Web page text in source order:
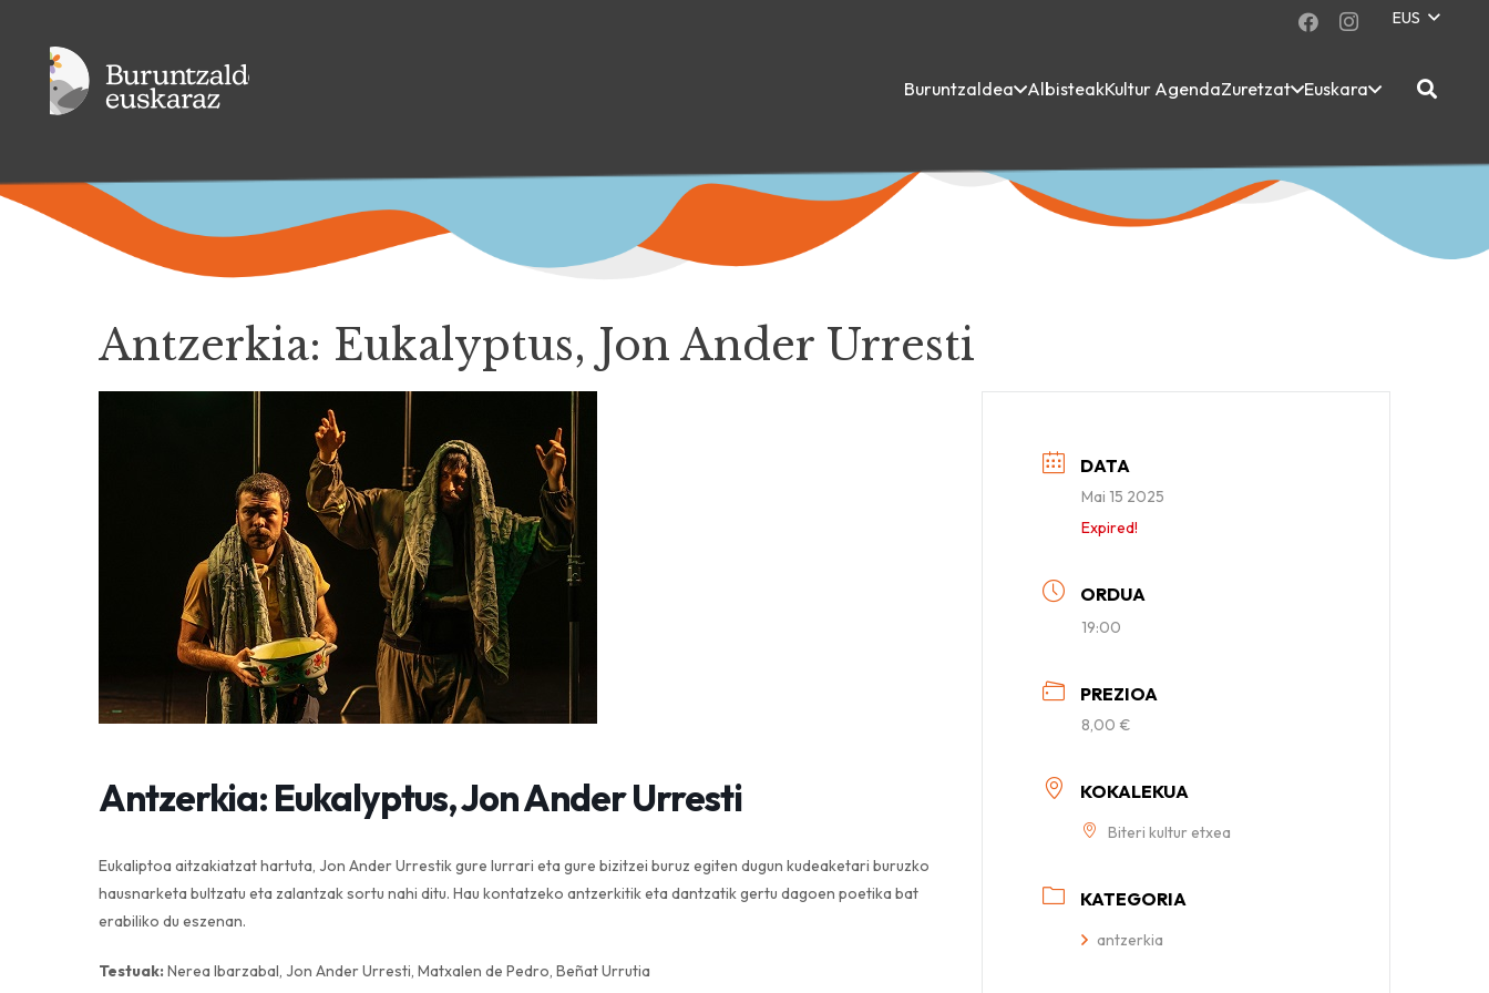
EUS
Buruntzaldea AlbisteakKultur AgendaZuretzat Euskara
Antzerkia: Eukalyptus, Jon Ander Urresti
Antzerkia: Eukalyptus, Jon Ander Urresti
​​​​​​​Eukaliptoa aitzakiatzat hartuta, Jon Ander Urrestik gure lurrari eta gure bizitzei buruz egiten dugun kudeaketari buruzko
hausnarketa bultzatu eta zalantzak sortu nahi ditu. Hau kontatzeko antzerkitik eta dantzatik gertu dagoen poetika bat
erabiliko du eszenan.
Testuak:Nerea Ibarzabal, Jon Ander Urresti, Matxalen de Pedro, Beñat Urrutia
DATA
Mai 15 2025
Expired!
ORDUA
19:00
PREZIOA
8,00 €
KOKALEKUA
Biteri kultur etxea
KATEGORIA
antzerkia